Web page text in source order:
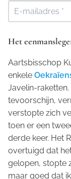
Het
Aartsbisschop
enkele
Javelin-
tevoorschijn,
verstopte zich
toen er een
derde keer. Het
overtuigd dat
gelopen, stopte
maar goed dat